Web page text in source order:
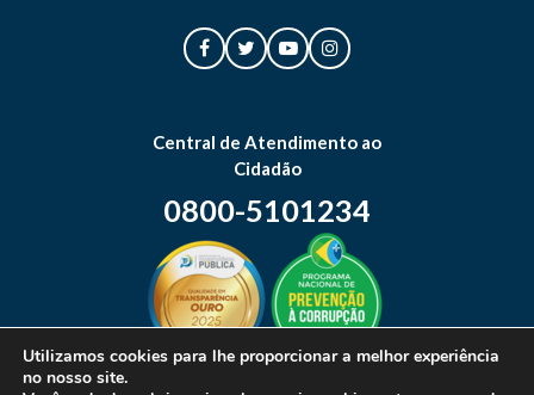
Central de Atendimento ao
Cidadão
0800-5101234
Utilizamos cookies para lhe proporcionar a melhor experiência
no nosso site.